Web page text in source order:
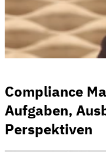
Compliance
Aufgaben,
Perspektiven